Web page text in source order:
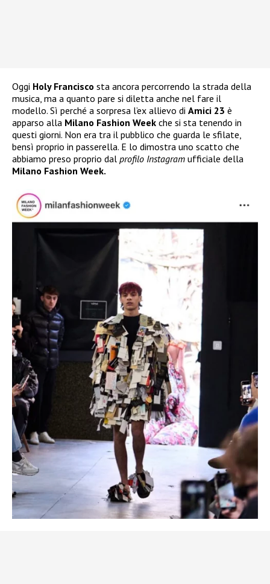
Oggi Holy Francisco sta ancora percorrendo la strada della
musica, ma a quanto pare si diletta anche nel fare il
modello. Sì perché a sorpresa l’ex allievo di Amici 23 è
apparso alla Milano Fashion Week che si sta tenendo in
questi giorni. Non era tra il pubblico che guarda le sfilate,
bensì proprio in passerella. E lo dimostra uno scatto che
abbiamo preso proprio dal profilo Instagram ufficiale della
Milano Fashion Week.